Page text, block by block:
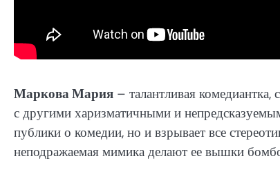
Маркова Мария – талантливая
с другими харизматичными и
публики о комедии, но и взрывает все
неподражаемая мимика делают ее вышки